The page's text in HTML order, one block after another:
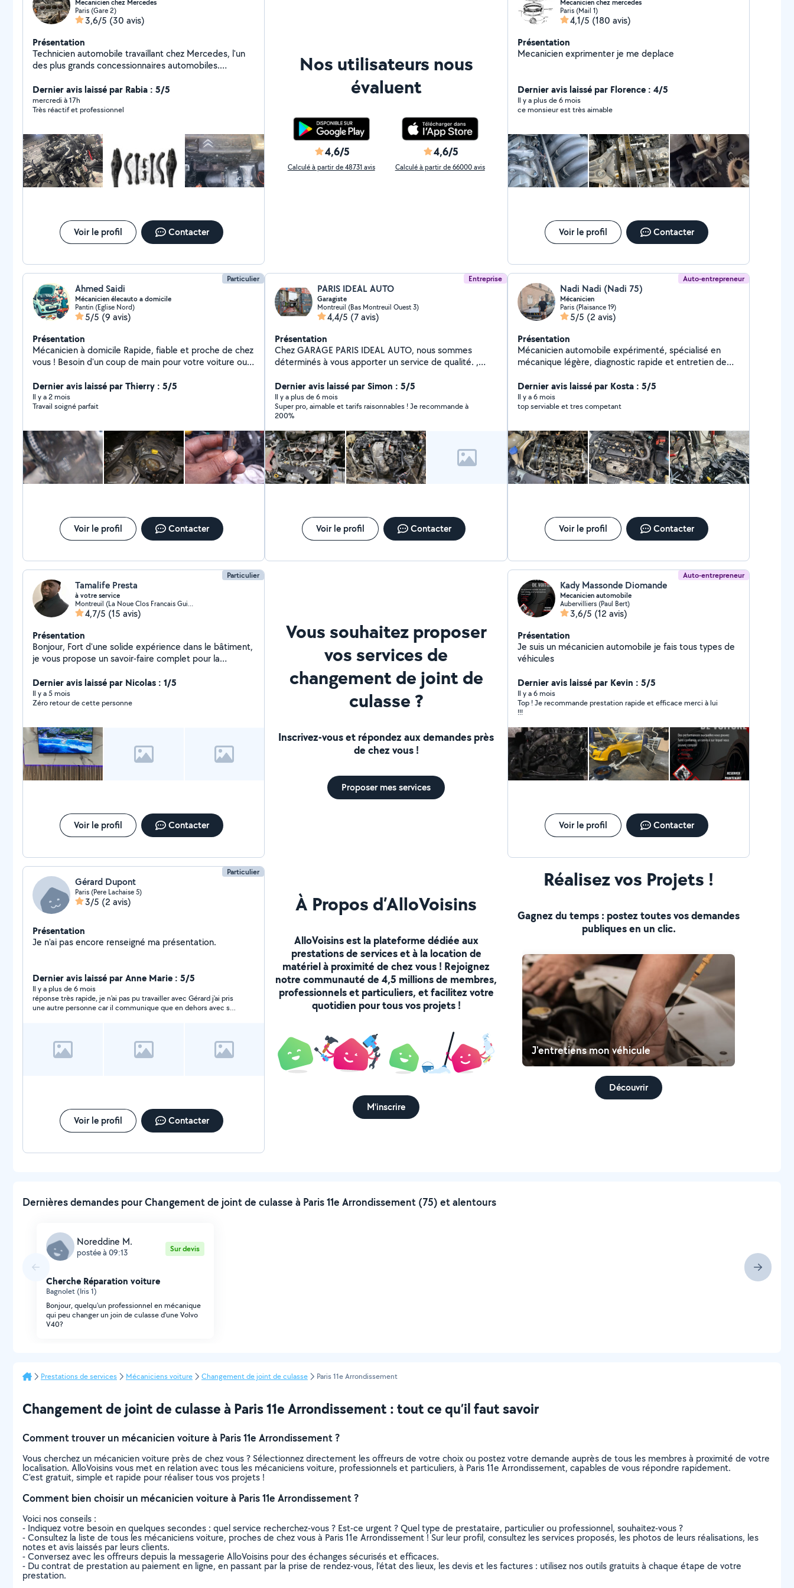
Mecanicien chez Mercedes
Paris (Gare 2)
3,6/5 (30 avis)
Présentation
Technicien automobile travaillant chez Mercedes, l'un
des plus grands concessionnaires automobiles.
chaîne selon moteur) Turbo Injecteurs Alternateur /
démarreur Amortisseurs / ressorts Disques et
plaquettes de frein Roulements Cardans / soufflets
Vidange boîte automatique / mécanique Diagnostic
électronique valise Recherche de panne Capteurs
(pression, température, ABS, etc.) Circuit de
dépression / suralimentation Nettoyage vanne EGR
Petites réparations et entretien général Travail propre,
réparations effectuées.
Dernier avis laissé par Rabia : 5/5
mercredi à 17h
Très réactif et professionnel
Voir le profil Contacter
Nos utilisateurs nous
évaluent
4,6/5
Calculé à partir de 48731 avis
4,6/5
Calculé à partir de 66000 avis
Mecanicien chez mercedes
Paris (Mail 1)
4,1/5 (180 avis)
Présentation
Mecanicien exprimenter je me deplace
Dernier avis laissé par Florence : 4/5
Il y a plus de 6 mois
ce monsieur est très aimable
Voir le profil Contacter
Particulier
Ahmed Saidi
Mécanicien élecauto a domicile
Pantin (Eglise Nord)
5/5 (9 avis)
Présentation
Mécanicien à domicile Rapide, fiable et proche de chez
vous ! Besoin d'un coup de main pour votre voiture ou
sérieux, réactif et équipé pour intervenir directement
chez vous. Que ce soit pour une panne, un diagnostic
ou des réparations plus complexes, je m'adapte à vos
Devis gratuit Intervention rapide
Dernier avis laissé par Thierry : 5/5
Il y a 2 mois
Travail soigné parfait
Voir le profil Contacter
Entreprise
PARIS IDEAL AUTO
Garagiste
Montreuil (Bas Montreuil Ouest 3)
4,4/5 (7 avis)
Présentation
Chez GARAGE PARIS IDEAL AUTO, nous sommes
déterminés à vous apporter un service de qualité. ,
VOLTAIRE.93100 MONTREUIL Professionnel de la
mécanique , nous disposons du savoir-faire et de
l'expertise nécessaires pour les prestations à faire sur
votre automobile. A Bientôt chez Paris ideal auto.
Dernier avis laissé par Simon : 5/5
Il y a plus de 6 mois
Super pro, aimable et tarifs raisonnables ! Je recommande à
200%
Voir le profil Contacter
Auto-entrepreneur
Nadi Nadi (Nadi 75)
Mécanicien
Paris (Plaisance 19)
5/5 (2 avis)
Présentation
Mécanicien automobile expérimenté, spécialisé en
mécanique légère, diagnostic rapide et entretien de
en Île-de-France, offrant un service fiable, transparent
et adapté aux besoins de chaque client. Compétences
en scooters électriques et maintenance technique.
Disponible pour rendez-vous rapides et devis clairs
Dernier avis laissé par Kosta : 5/5
Il y a 6 mois
top serviable et tres competant
Voir le profil Contacter
Particulier
Tamalife Presta
à votre service
Montreuil (La Noue Clos Francais Guilands 4)
4,7/5 (15 avis)
Présentation
Bonjour, Fort d'une solide expérience dans le bâtiment,
je vous propose un savoir-faire complet pour la
"tous corps d'état" me permet de prendre en charge
l'intégralité de vos projets, vous évitant ainsi de
multiplier les intervenants. Mon expertise à votre
peinture, des revêtements de sol (parquet, carrelage)
et des finitions murales. Technique : Interventions en
électricité et plomberie (installation, modification,
dépannage). Aménagement : Menuiserie, montage de
cuisines et optimisation d'espace. Discutons de vos
Dernier avis laissé par Nicolas : 1/5
Il y a 5 mois
Zéro retour de cette personne
Voir le profil Contacter
Vous souhaitez proposer
vos services de
changement de joint de
culasse ?
Inscrivez-vous et répondez aux demandes près
de chez vous !
Proposer mes services
Auto-entrepreneur
Kady Massonde Diomande
Mecanicien automobile
Aubervilliers (Paul Bert)
3,6/5 (12 avis)
Présentation
Je suis un mécanicien automobile je fais tous types de
véhicules
Dernier avis laissé par Kevin : 5/5
Il y a 6 mois
Top ! Je recommande prestation rapide et efficace merci à lui
!!!
Voir le profil Contacter
Particulier
Gérard Dupont
Paris (Pere Lachaise 5)
3/5 (2 avis)
Présentation
Je n'ai pas encore renseigné ma présentation.
Dernier avis laissé par Anne Marie : 5/5
Il y a plus de 6 mois
réponse très rapide, je n'ai pas pu travailler avec Gérard j'ai pris
une autre personne car il communique que en dehors avec son
Voir le profil Contacter
À Propos d’AlloVoisins
AlloVoisins est la plateforme dédiée aux
prestations de services et à la location de
matériel à proximité de chez vous ! Rejoignez
notre communauté de 4,5 millions de membres,
professionnels et particuliers, et facilitez votre
quotidien pour tous vos projets !
M'inscrire
Réalisez vos Projets !
Gagnez du temps : postez toutes vos demandes
publiques en un clic.
J'entretiens mon véhicule
Découvrir
Dernières demandes pour Changement de joint de culasse à Paris 11e Arrondissement (75) et alentours
Noreddine M.
postée à 09:13 Sur devis
Cherche Réparation voiture
Bagnolet (Iris 1)
Bonjour, quelqu'un professionnel en mécanique
qui peu changer un join de culasse d'une Volvo
V40?
Prestations de services Mécaniciens voiture Changement de joint de culasse Paris 11e Arrondissement
Changement de joint de culasse à Paris 11e Arrondissement : tout ce qu’il faut savoir
Comment trouver un mécanicien voiture à Paris 11e Arrondissement ?
Vous cherchez un mécanicien voiture près de chez vous ? Sélectionnez directement les offreurs de votre choix ou postez votre demande auprès de tous les membres à proximité de votre
localisation. AlloVoisins vous met en relation avec tous les mécaniciens voiture, professionnels et particuliers, à Paris 11e Arrondissement, capables de vous répondre rapidement.
C’est gratuit, simple et rapide pour réaliser tous vos projets !
Comment bien choisir un mécanicien voiture à Paris 11e Arrondissement ?
Voici nos conseils :
- Indiquez votre besoin en quelques secondes : quel service recherchez-vous ? Est-ce urgent ? Quel type de prestataire, particulier ou professionnel, souhaitez-vous ?
- Consultez la liste de tous les mécaniciens voiture, proches de chez vous à Paris 11e Arrondissement ! Sur leur profil, consultez les services proposés, les photos de leurs réalisations, les
notes et avis laissés par leurs clients.
- Conversez avec les offreurs depuis la messagerie AlloVoisins pour des échanges sécurisés et efficaces.
- Du contrat de prestation au paiement en ligne, en passant par la prise de rendez-vous, l’état des lieux, les devis et les factures : utilisez nos outils gratuits à chaque étape de votre
prestation.